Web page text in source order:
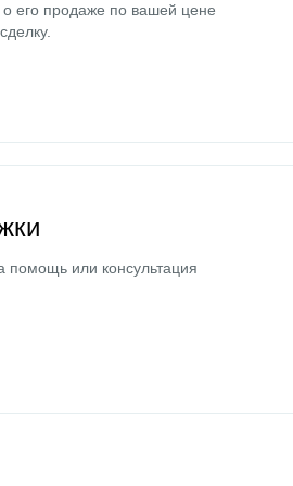
его продаже по вашей цене
или консультация